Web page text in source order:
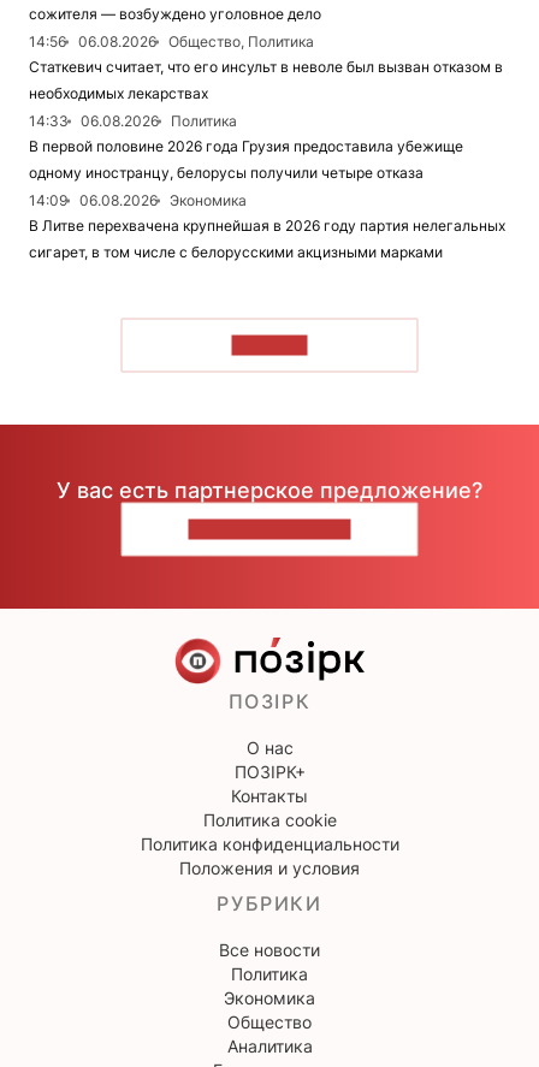
сожителя — возбуждено уголовное дело
14:56
06.08.2026
Общество, Политика
Статкевич считает, что его инсульт в неволе был вызван отказом в
необходимых лекарствах
14:33
06.08.2026
Политика
В первой половине 2026 года Грузия предоставила убежище
одному иностранцу, белорусы получили четыре отказа
14:09
06.08.2026
Экономика
В Литве перехвачена крупнейшая в 2026 году партия нелегальных
сигарет, в том числе с белорусскими акцизными марками
У вас есть партнерское предложение?
ПОЗІРК
О нас
ПОЗІРК+
Контакты
Политика cookie
Политика конфиденциальности
Положения и условия
РУБРИКИ
Все новости
Политика
Экономика
Общество
Аналитика